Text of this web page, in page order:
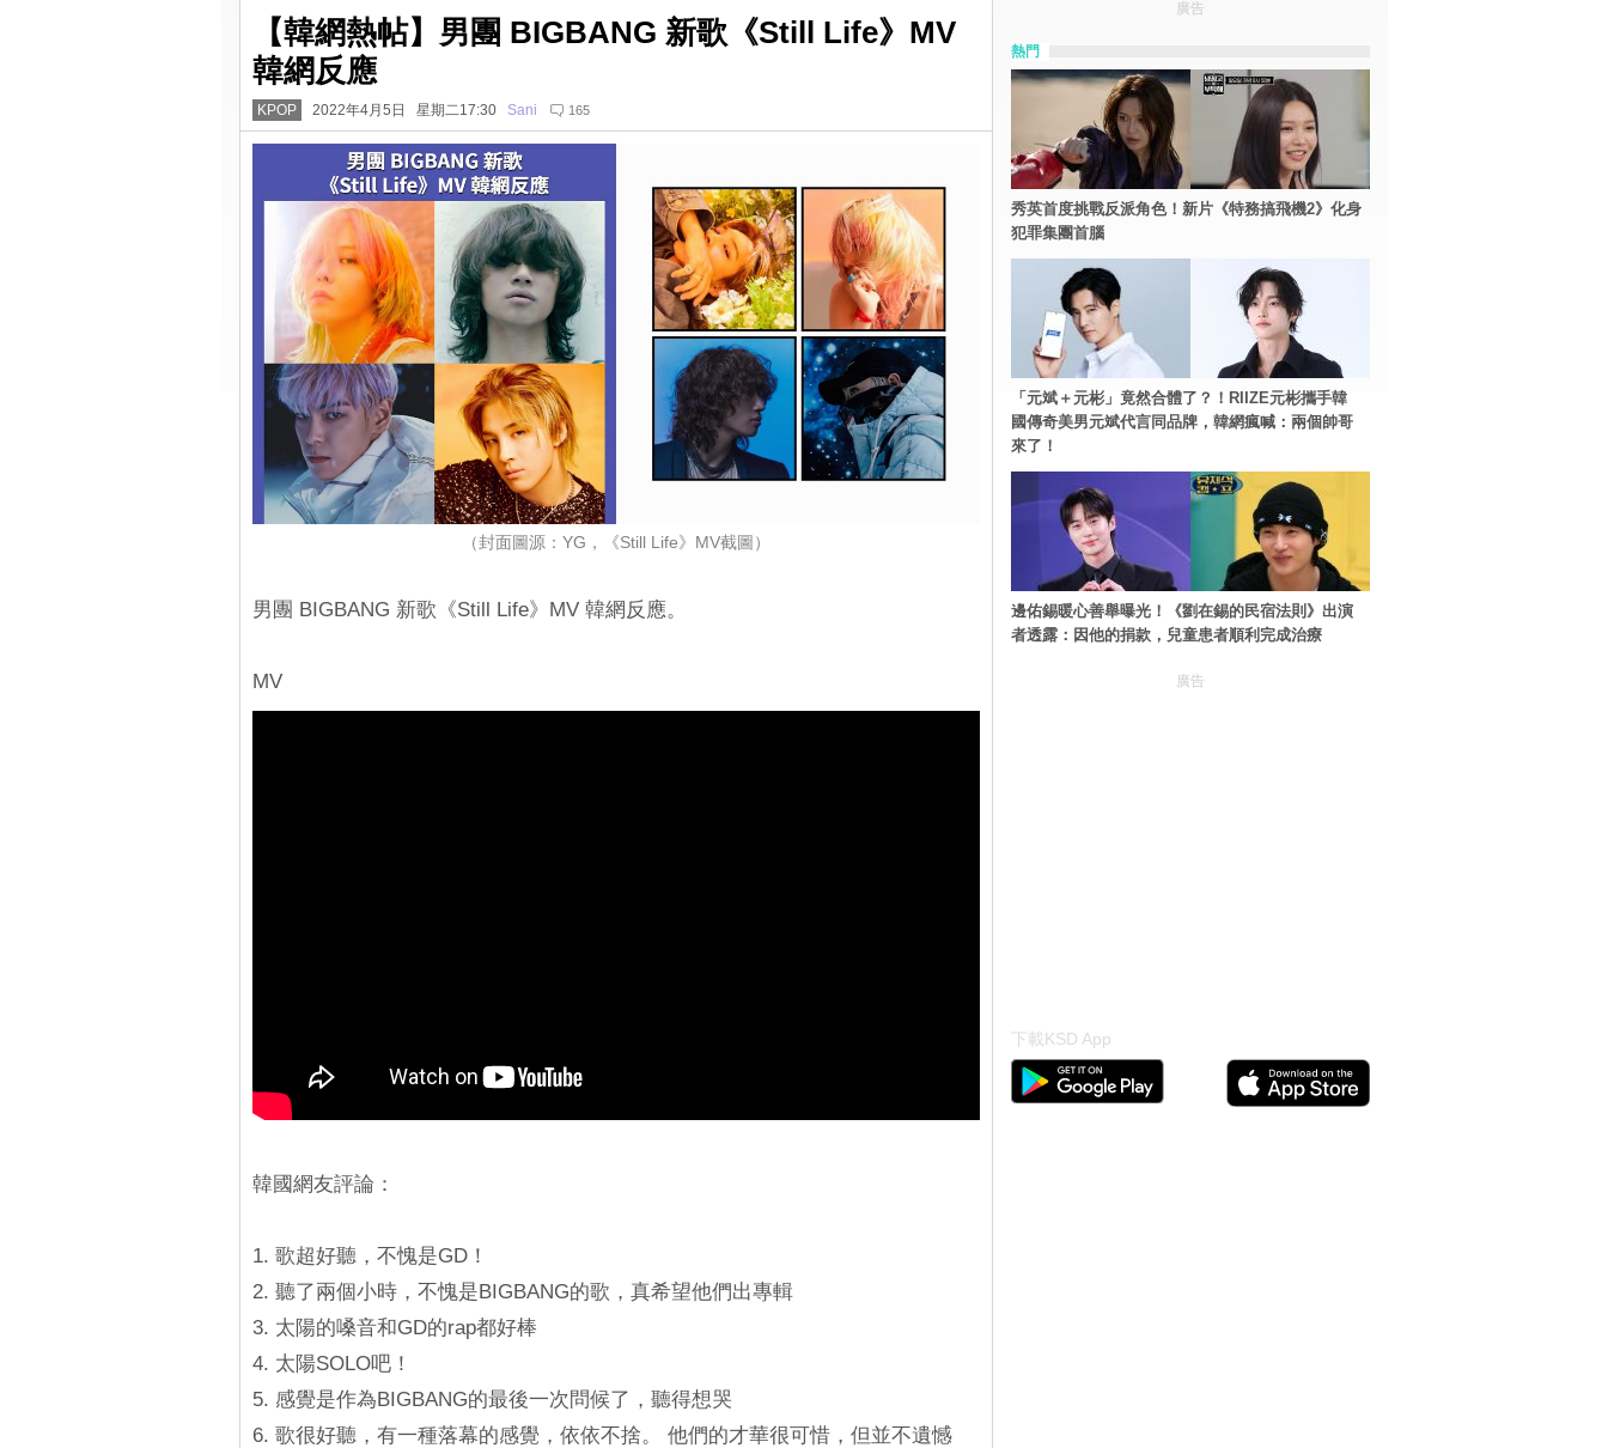
【韓網熱帖】男團 BIGBANG 新歌《Still Life》MV
韓網反應
KPOP 2022年4月5日 星期二17:30 Sani 165
（封面圖源：YG，《Still Life》MV截圖）
男團 BIGBANG 新歌《Still Life》MV 韓網反應。
MV
韓國網友評論：
1. 歌超好聽，不愧是GD！
2. 聽了兩個小時，不愧是BIGBANG的歌，真希望他們出專輯
3. 太陽的嗓音和GD的rap都好棒
4. 太陽SOLO吧！
5. 感覺是作為BIGBANG的最後一次問候了，聽得想哭
6. 歌很好聽，有一種落幕的感覺，依依不捨。 他們的才華很可惜，但並不遺憾
廣告
熱門
秀英首度挑戰反派角色！新片《特務搞飛機2》化身
犯罪集團首腦
「元斌＋元彬」竟然合體了？！RIIZE元彬攜手韓
國傳奇美男元斌代言同品牌，韓網瘋喊：兩個帥哥
來了！
邊佑錫暖心善舉曝光！《劉在錫的民宿法則》出演
者透露：因他的捐款，兒童患者順利完成治療
廣告
下載KSD App